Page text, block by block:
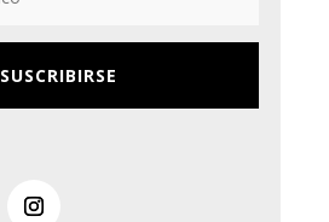
SUSCRIBIRSE